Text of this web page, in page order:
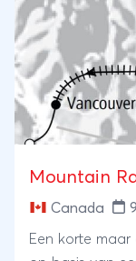
charme van
reis voor
avontuur!
Mountain
Canada
Een korte